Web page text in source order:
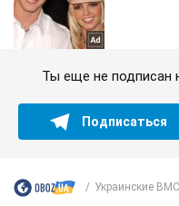
Ты еще не подписан
Подписаться
Украинские